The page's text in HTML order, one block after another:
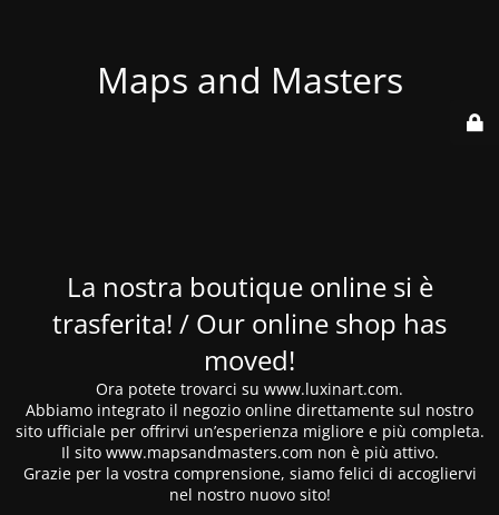
Maps and Masters
La nostra boutique online si è
trasferita! / Our online shop has
moved!
Ora potete trovarci su www.luxinart.com.
Abbiamo integrato il negozio online direttamente sul nostro
sito ufficiale per offrirvi un’esperienza migliore e più completa.
Il sito www.mapsandmasters.com non è più attivo.
Grazie per la vostra comprensione, siamo felici di accogliervi
nel nostro nuovo sito!